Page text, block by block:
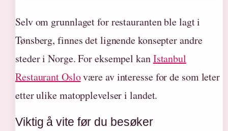
Selv om grunnlaget for restauranten ble lagt i
Tønsberg, finnes det lignende konsepter andre
steder i Norge. For eksempel kanIstanbul
Restaurant Oslovære av interesse for de som leter
etter ulike matopplevelser i landet.
Viktig å vite før du besøker